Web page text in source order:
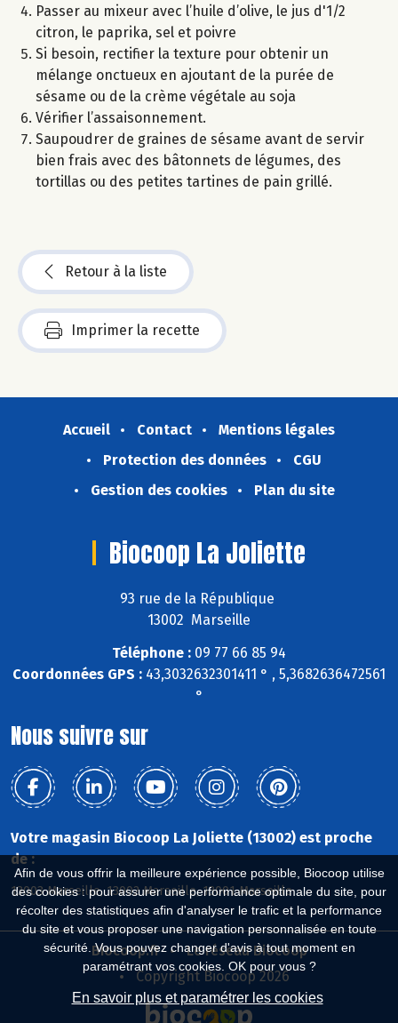
Afin de vous offrir la meilleure expérience possible, Biocoop utilise
des cookies : pour assurer une performance optimale du site, pour
récolter des statistiques afin d'analyser le trafic et la performance
du site et vous proposer une navigation personnalisée en toute
sécurité. Vous pouvez changer d'avis à tout moment en
paramétrant vos cookies. OK pour vous ?
En savoir plus et paramétrer les cookies
Passer au mixeur avec l’huile d’olive, le jus d'1/2
citron, le paprika, sel et poivre
Si besoin, rectifier la texture pour obtenir un
mélange onctueux en ajoutant de la purée de
sésame ou de la crème végétale au soja
Vérifier l’assaisonnement.
Saupoudrer de graines de sésame avant de servir
bien frais avec des bâtonnets de légumes, des
tortillas ou des petites tartines de pain grillé.
Retour à la liste
Imprimer la recette
Accueil Contact
Mentions légales
Protection des données
CGU
Gestion des cookies
Plan du site
Biocoop La Joliette
93 rue de la République
13002 Marseille
Téléphone : 09 77 66 85 94
Coordonnées GPS : 43,3032632301411 ° , 5,3682636472561
°
Nous suivre sur
Votre magasin Biocoop La Joliette (13002) est proche
de :
13003 Marseille, 13002 Marseille, 13001 Marseille
Biocoop.fr
Le réseau Biocoop
Copyright Biocoop 2026